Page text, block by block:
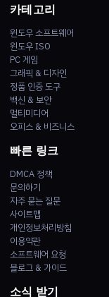
카테고리
윈도우 소프트웨어
윈도우 ISO
PC 게임
그래픽 & 디자인
정품 인증 도구
백신 & 보안
멀티미디어
오피스 & 비즈니스
빠른 링크
DMCA 정책
문의하기
자주 묻는 질문
사이트맵
개인정보처리방침
이용약관
소프트웨어 요청
블로그 & 가이드
소식 받기